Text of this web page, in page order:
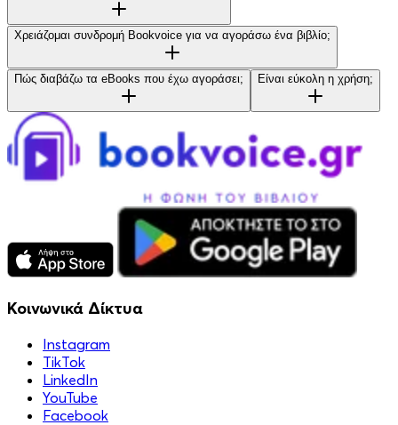
Χρειάζομαι συνδρομή Bookvoice για να αγοράσω ένα βιβλίο;
Πώς διαβάζω τα eBooks που έχω αγοράσει; Είναι εύκολη η χρήση;
Κοινωνικά Δίκτυα
Instagram
TikTok
LinkedIn
YouTube
Facebook